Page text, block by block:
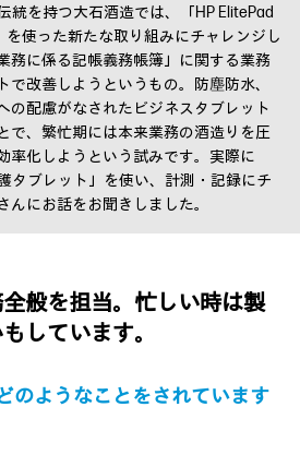
統を持つ大石酒造では、「HP ElitePad
を使った新たな取り組みにチャレンジし
務に係る記帳義務帳簿」に関する業務
で改善しようというもの。防塵防水、
の配慮がなされたビジネスタブレット
で、繁忙期には本来業務の酒造りを圧
率化しようという試みです。実際に
護タブレット」を使い、計測・記録にチ
んにお話をお聞きしました。
般を担当。忙しい時は製
しています。
のようなことをされています